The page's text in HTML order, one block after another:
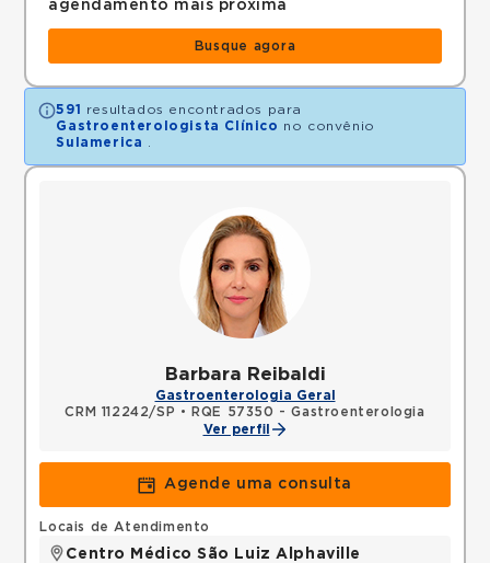
agendamento mais próxima
Busque agora
591
resultados encontrados para
Gastroenterologista Clínico no convênio
Sulamerica
Barbara Reibaldi
Gastroenterologia Geral
CRM 112242/SP •
RQE 57350 - Gastroenterologia
Ver perfil
Agende uma consulta
Locais de Atendimento
Centro Médico São Luiz Alphaville